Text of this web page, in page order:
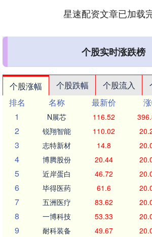
星速配资文章已加载
个股实时涨跌榜
个股涨幅 个股跌幅 个股流入
排名
名称 最新价
1
N展芯 116.52
2 锐翔智能 110.02
3 志特新材 14.8
4 博腾股份 20.44
5 近岸蛋白 46.72
6 毕得医药 61.6
7 五洲医疗 83.62
8 一博科技 53.33
9 耐科装备 49.67